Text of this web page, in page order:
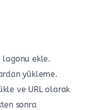
logonu ekle.
yükleme.
ve URL olarak
sonra